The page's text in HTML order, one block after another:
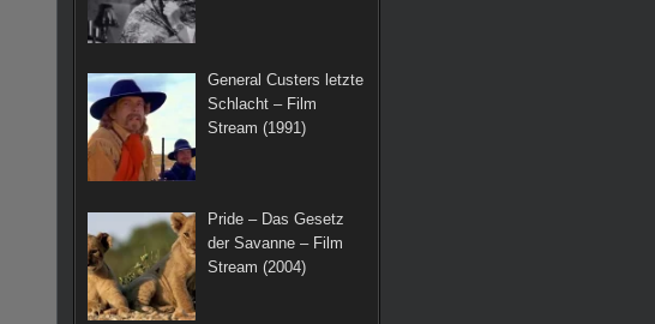
General Custers letzte
Schlacht – Film
Stream (1991)
Pride – Das Gesetz
der Savanne – Film
Stream (2004)